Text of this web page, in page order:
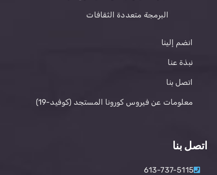
البرمجة متعددة الثقافات
انضم إلينا
نبذة عنا
اتصل بنا
معلومات عن فيروس كورونا المستجد (كوفيد-19)
اتصل بنا
613-737-5115